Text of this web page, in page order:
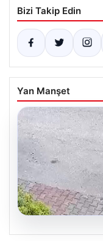
Bizi Takip Edin
Yan Manşet